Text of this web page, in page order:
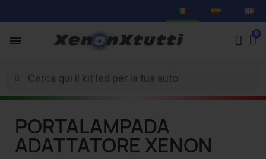
PORTALAMPADA
ADATTATORE XENON